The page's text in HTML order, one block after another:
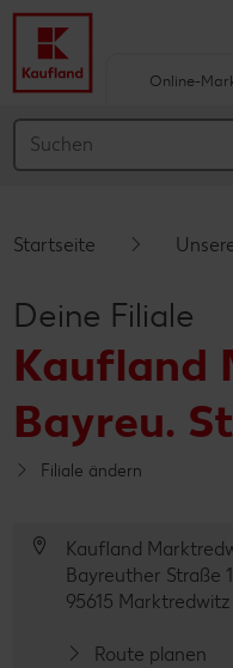
Hauptinhalt
Online-
Startseite
Deine Filiale
Kaufland
Bayreu.
Filiale ändern
Kaufland
Bayreuther Straße
95615 Marktredwitz
Route planen